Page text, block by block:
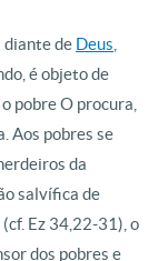
diante de Deus
é objeto de
pobre O procura,
Aos pobres se
da
salvífica de
Ez 34,22-31), o
dos pobres e